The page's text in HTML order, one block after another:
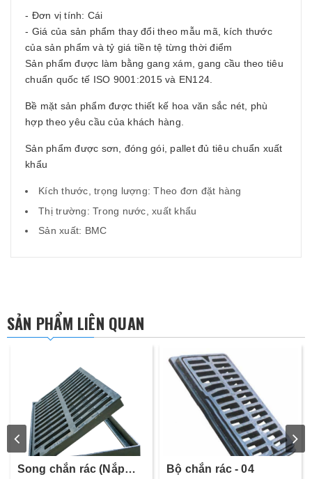
- Đơn vị tính: Cái
- Giá của sản phẩm thay đổi theo mẫu mã, kích thước
của sản phẩm và tỷ giá tiền tệ từng thời điểm
Sản phẩm được làm bằng gang xám, gang cầu theo tiêu
chuẩn quốc tế ISO 9001:2015 và EN124.
Bề mặt sản phẩm được thiết kế hoa văn sắc nét, phù
hợp theo yêu cầu của khách hàng.
Sản phẩm được sơn, đóng gói, pallet đủ tiêu chuẩn xuất
khẩu
Kích thước, trọng lượng: Theo đơn đặt hàng
Thị trường: Trong nước, xuất khẩu
Sản xuất: BMC
SẢN PHẨM LIÊN QUAN
Song chắn rác (Nắp
Bộ chắn rác - 04